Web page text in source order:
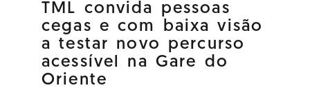
TML convida pessoas
cegas e com baixa visão
a testar novo percurso
acessível na Gare do
Oriente